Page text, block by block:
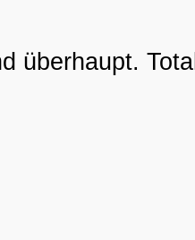
überhaupt.